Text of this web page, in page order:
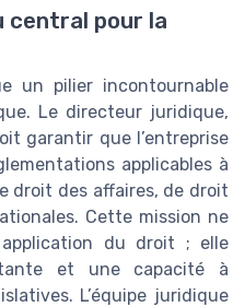
central pour la
un pilier incontournable
Le directeur juridique,
garantir que l’entreprise
applicables à
droit des affaires, de droit
Cette mission ne
du droit ; elle
et une capacité à
L’équipe juridique